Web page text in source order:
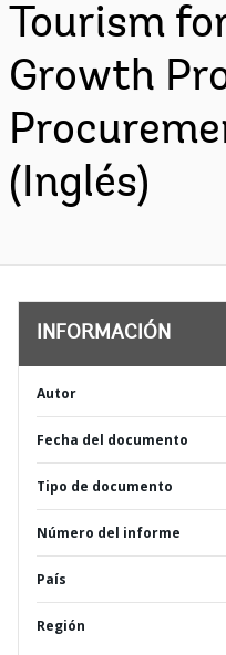
Tourism
Growth
(Inglés)
INFORMACIÓN
Autor
Fecha del documento
Tipo de documento
Número del informe
País
Región